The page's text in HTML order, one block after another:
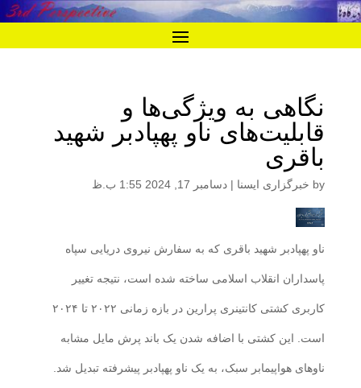
نگاهی به ویژگی‌ها و
قابلیت‌های ناو پهپادبر شهید
باقری
by خبرگزاری ایسنا | دسامبر 17, 2024 1:55 ب.ظ
ناو پهپادبر شهید باقری که به سفارش نیروی دریایی سپاه
پاسداران انقلاب اسلامی ساخته شده است، نتیجه تغییر
کاربری کشتی کانتینری پرارین در بازه زمانی ۲۰۲۲ تا ۲۰۲۴
است. این کشتی با اضافه شدن یک باند پرش مایل مشابه
ناوهای هواپیمابر سبک، به یک ناو پهپادبر پیشرفته تبدیل شد.